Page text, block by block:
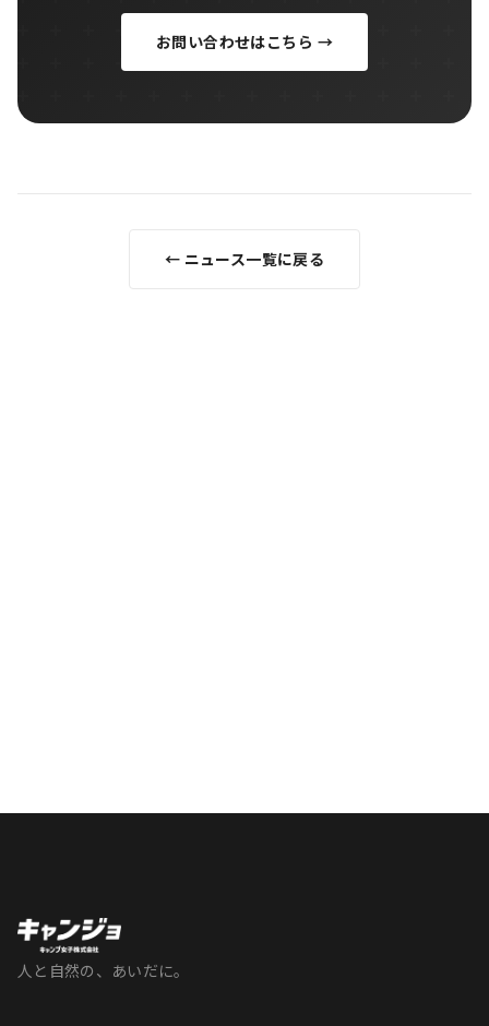
お問い合わせはこちら →
← ニュース一覧に戻る
人と自然の、あいだに。